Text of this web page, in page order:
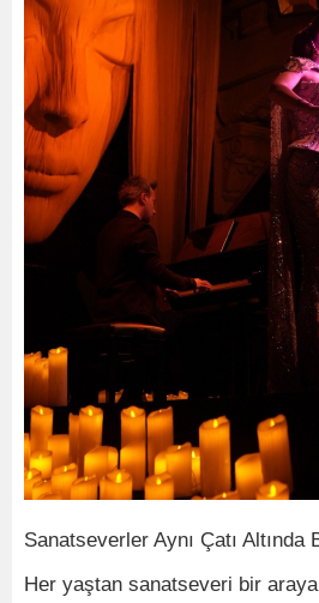
Sanatseverler Aynı Çatı Altında
Her yaştan sanatseveri bir